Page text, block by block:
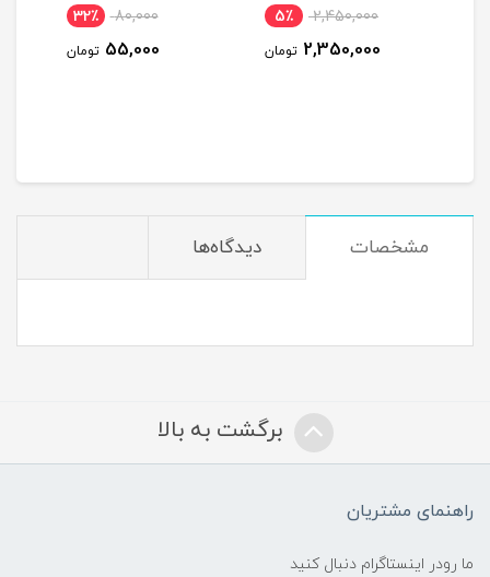
2,450,000 5٪
2,350,000 تومان
80,000 32٪
55,000 تومان
مشخصات دیدگاه‌ها
برگشت به بالا
راهنمای مشتریان
ما رودر اینستاگرام دنبال کنید